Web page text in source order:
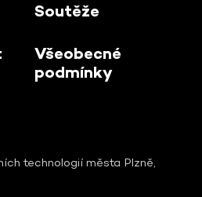
Soutěže
Všeobecné
podmínky
technologií města Plzně,